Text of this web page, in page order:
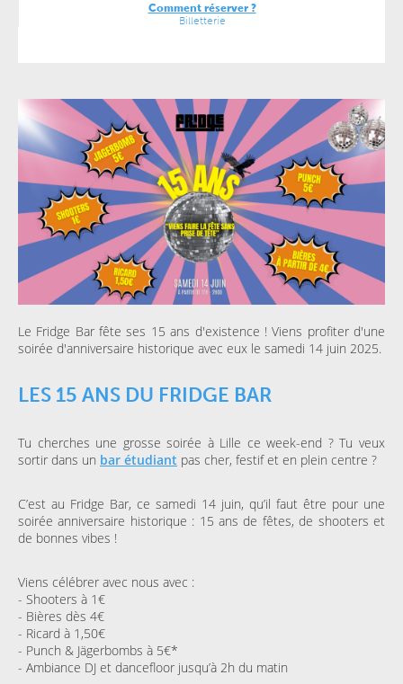
Comment réserver ?
Billetterie
Le Fridge Bar fête ses 15 ans d'existence ! Viens profiter d'une
soirée d'anniversaire historique avec eux le samedi 14 juin 2025.
LES 15 ANS DU FRIDGE BAR
Tu cherches une grosse soirée à Lille ce week-end ? Tu veux
sortir dans un bar étudiant pas cher, festif et en plein centre ?
C’est au Fridge Bar, ce samedi 14 juin, qu’il faut être pour une
soirée anniversaire historique : 15 ans de fêtes, de shooters et
de bonnes vibes !
Viens célébrer avec nous avec :
- Shooters à 1€
- Bières dès 4€
- Ricard à 1,50€
- Punch & Jägerbombs à 5€*
- Ambiance DJ et dancefloor jusqu’à 2h du matin